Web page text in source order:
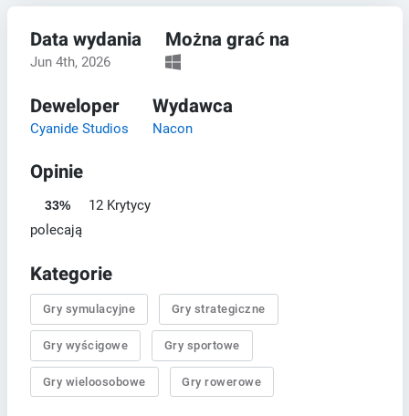
Data wydania
Jun 4th, 2026
Można grać na
Deweloper
Cyanide Studios
Wydawca
Nacon
Opinie
33%
12 Krytycy
polecają
Kategorie
Gry symulacyjne Gry strategiczne
Gry wyścigowe Gry sportowe
Gry wieloosobowe Gry rowerowe